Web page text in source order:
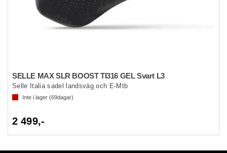
SELLE MAX SLR BOOST TI316 GEL Svart L3
Selle Italia sadel landsväg och E-Mtb
Inte i lager (69dagar)
2 499,-